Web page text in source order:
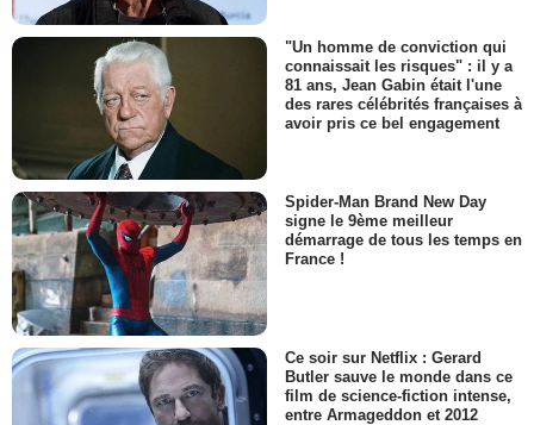
"Un homme de conviction qui
connaissait les risques" : il y a
81 ans, Jean Gabin était l'une
des rares célébrités françaises à
avoir pris ce bel engagement
Spider-Man Brand New Day
signe le 9ème meilleur
démarrage de tous les temps en
France !
Ce soir sur Netflix : Gerard
Butler sauve le monde dans ce
film de science-fiction intense,
entre Armageddon et 2012